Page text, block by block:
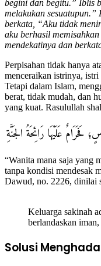
begini dan begitu.” Iblis
melakukan
berkata, “Aku tidak
aku berhasil
mendekatinya dan
Perpisahan tidak hanya
menceraikan istrinya,
Tetapi dalam Islam,
berat, tidak mudah, dan
yang kuat. Rasulullah
عَلَيْهَا رَائِحَةُ الجَنَّةِ
“Wanita mana saja yang
tanpa kondisi mendesak
Dawud, no. 2226, dinilai
Keluarga sakinah
berlandaskan
Solusi